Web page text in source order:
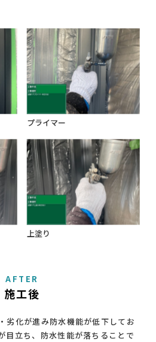
プライマー
上塗り
AFTER
施工後
劣化が進み防水機能が低下してお
目立ち、防水性能が落ちることで